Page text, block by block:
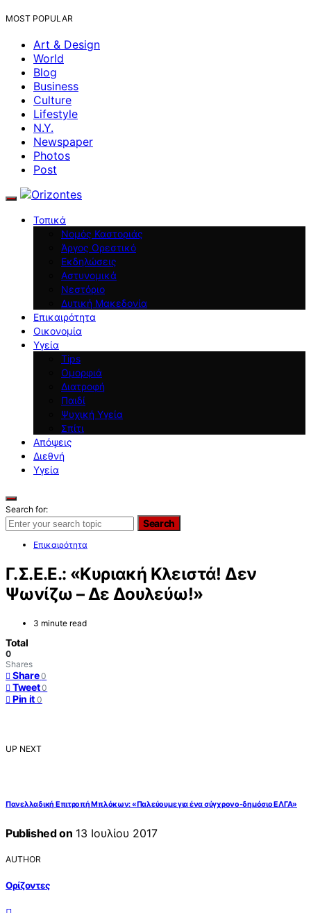
MOST POPULAR
Art & Design
World
Blog
Business
Culture
Lifestyle
N.Y.
Newspaper
Photos
Post
Τοπικά
Νομός Καστοριάς
Άργος Ορεστικό
Εκδηλώσεις
Αστυνομικά
Νεστόριο
Δυτική Μακεδονία
Επικαιρότητα
Οικονομία
Υγεία
Tips
Ομορφιά
Διατροφή
Παιδί
Ψυχική Υγεία
Σπίτι
Απόψεις
Διεθνή
Υγεία
Search for:
Search
Επικαιρότητα
Γ.Σ.Ε.Ε.: «Κυριακή Κλειστά! Δεν
Ψωνίζω – Δε Δουλεύω!»
3 minute read
Total
0
Shares
Share 0
Tweet 0
Pin it 0
UP NEXT
Πανελλαδική Επιτροπή Μπλόκων: «Παλεύουμε για ένα σύγχρονο-δημόσιο ΕΛΓΑ»
Published on 13 Ιουλίου 2017
AUTHOR
Ορίζοντες